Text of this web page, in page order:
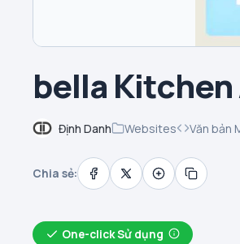
bella
Định Danh Websites Văn bản
Chia sẻ:
One-click Sử dụng